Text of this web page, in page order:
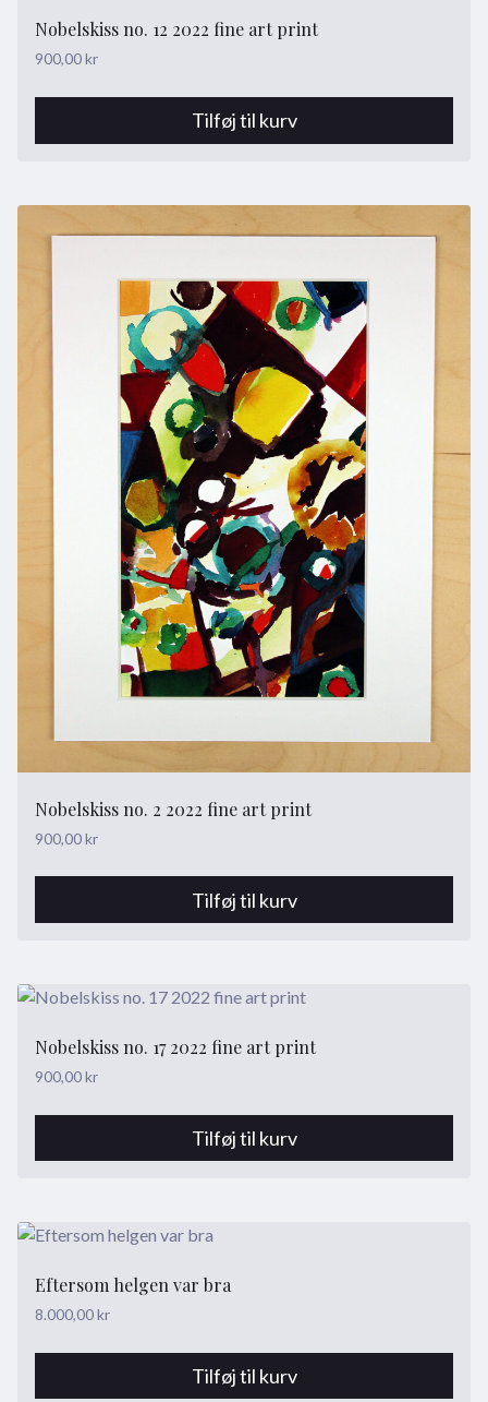
Nobelskiss no. 12 2022 fine art print
900,00kr
Tilføj til kurv
Nobelskiss no. 2 2022 fine art print
900,00kr
Tilføj til kurv
Nobelskiss no. 17 2022 fine art print
900,00kr
Tilføj til kurv
Eftersom helgen var bra
8.000,00kr
Tilføj til kurv